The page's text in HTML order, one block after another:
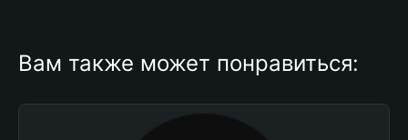
Вам также может понравиться: